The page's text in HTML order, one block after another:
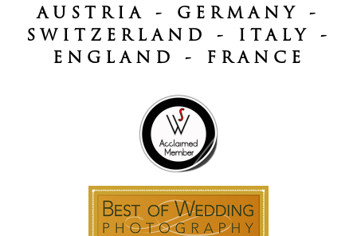
AUSTRIA - GERMANY -
SWITZERLAND - ITALY -
ENGLAND - FRANCE